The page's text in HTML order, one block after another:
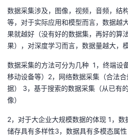
坛
圈
子
的
直
我
的
动
我
关
的
课
我
的
证
我
实
的
藏
技
术
持
的
云
建
数据采集涉及，图像，视频，音频，结
等，对于实际应用和模型而言，数据越
果就越好（没有好的数据集，再好的算
果），对深度学习而言，数据量越大，
数据采集的方法可分为几种 1，终端设
移动设备等）2，网络数据采集（合法
据） 3，基于搜索的数据采集（从已有
像）
2，对于大企业大规模数据的体现 1，
储存具有多样性3，数据具有多模态属